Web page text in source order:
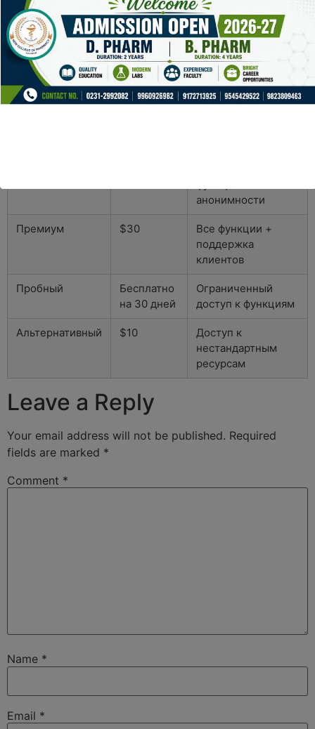
пользователей, которые хотят еще больше
возможностей. Разумно ознакомиться с тарифами и
решить, какой план больше всего вам подходит.
Уровень
доступа
Стоимость
в месяц
Особенности
анонимности
Премиум $30
Все функции +
поддержка
клиентов
Пробный
Бесплатно
на 30 дней
Ограниченный
доступ к функциям
Альтернативный $10
Доступ к
нестандартным
ресурсам
Leave a Reply
Your email address will not be published. Required
fields are marked *
Comment *
Name *
Email *